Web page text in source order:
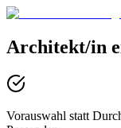
Architekt/in
Vorauswahl statt